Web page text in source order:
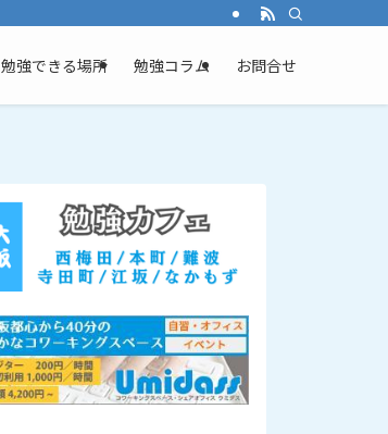
勉強できる場所 勉強コラム お問合せ